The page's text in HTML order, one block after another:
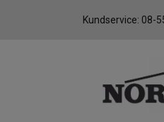
Kundservice: 08-